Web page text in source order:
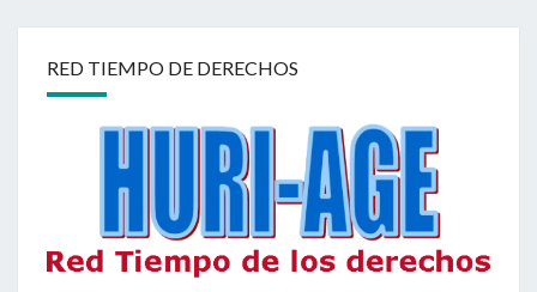
RED TIEMPO DE DERECHOS